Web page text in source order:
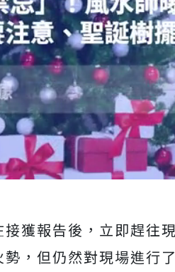
接獲報告後，立即趕往
，但仍然對現場進行